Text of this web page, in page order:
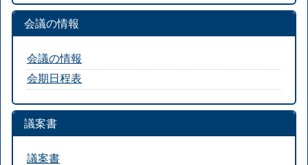
会議の情報
会議の情報
会期日程表
議案書
議案書